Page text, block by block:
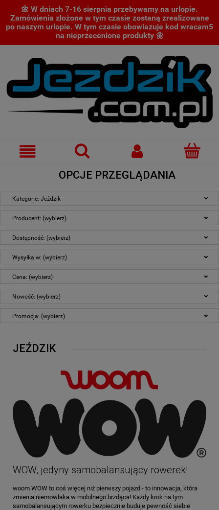
🌼 W dniach 7-16 sierpnia przebywamy na urlopie.
Zamówienia zlożone w tym czasie zostaną zrealizowane
po naszym urlopie. W tym czasie obowiazuje kod wracam5
na nieprzecenione produkty 🌼
OPCJE PRZEGLĄDANIA
Kategorie: Jeździk
Producent: (wybierz)
Dostępność: (wybierz)
Wysyłka w: (wybierz)
Cena: (wybierz)
Nowość: (wybierz)
Promocja: (wybierz)
JEŹDZIK
WOW, jedyny samobalansujący rowerek!
woom WOW to coś więcej niż pierwszy pojazd - to innowacja, która
zmienia niemowlaka w mobilnego brzdąca! Każdy krok na tym
samobalansującym rowerku bezpiecznie buduje pewność siebie